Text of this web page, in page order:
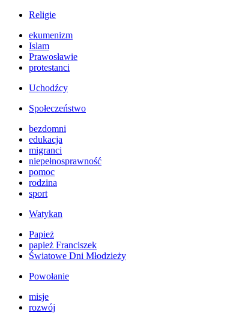
Religie
ekumenizm
Islam
Prawosławie
protestanci
Uchodźcy
Społeczeństwo
bezdomni
edukacja
migranci
niepełnosprawność
pomoc
rodzina
sport
Watykan
Papież
papież Franciszek
Światowe Dni Młodzieży
Powołanie
misje
rozwój